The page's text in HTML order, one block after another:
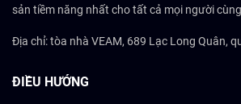
sản tiềm năng nhất cho tất cả mọi người
Địa chỉ: tòa nhà VEAM, 689 Lạc Long Quân,
ĐIỀU HƯỚNG